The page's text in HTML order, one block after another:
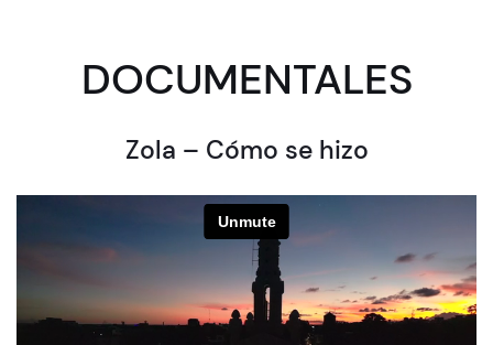
DOCUMENTALES
Zola – Cómo se hizo